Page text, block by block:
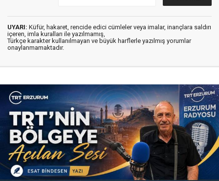
UYARI: Küfür, hakaret, rencide edici cümleler veya imalar, inançlara saldırı
içeren, imla kuralları ile yazılmamış,
Türkçe karakter kullanılmayan ve büyük harflerle yazılmış yorumlar
onaylanmamaktadır.